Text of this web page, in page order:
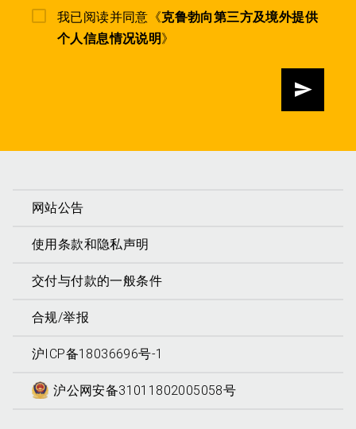
我已阅读并同意《克鲁勃向第三方及境外提供
个人信息情况说明》
发送
网站公告
使用条款和隐私声明
交付与付款的一般条件
合规/举报
沪ICP备18036696号-1
沪公网安备31011802005058号